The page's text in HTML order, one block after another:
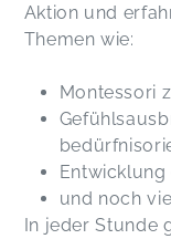
Aktion und
Themen wie:
Montessori
Entwicklung
und noch
In jeder Stunde